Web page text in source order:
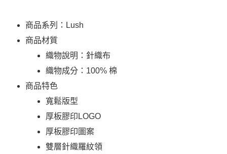
資料（包含姓名、電話或地址）提供予台灣大哥大進項蒐集、處理及利用，
由本公司與您本人進行分期帳單所需資料之確認、核對及更正。
3.完整用戶服務條款，請詳閱以下連結：
※ 交易是否成功請以「AFTEE先享後付 」之結帳頁面顯示為準，若有關於
客戶支援中心」https://netprotections.freshdesk.com/support/home
【注意事項】
１．透過由恩沛科技股份有限公司提供之「AFTEE先享後付」服務完成之交
權轉讓予恩沛科技股份有限公司。
２．關於個人資料處理事宜，請瀏覽以下網址：
https://aftee.tw/terms/#terms3
３．未成年的使用者請事先徵得法定代理人或監護人之同意方可使用
４．使用「AFTEE先享後付」時，將依據個別帳號之用戶狀況，依本公司即
時審查核予不同之上限額度；若仍有額度不足之情形，本公司將視審查結果
付款後萊爾富取貨
每筆NT$130，滿NT$2,000(含以上)免運費
7-11取貨付款
每筆NT$130，滿NT$2,000(含以上)免運費
付款後7-11取貨
每筆NT$130，滿NT$2,000(含以上)免運費
每筆NT$130，滿NT$2,000(含以上)免運費
商品系列：Lush
商品材質
織物說明：針織布
織物成分：100% 棉
商品特色
寬鬆版型
厚板膠印LOGO
厚板膠印圖案
雙層針織羅紋領